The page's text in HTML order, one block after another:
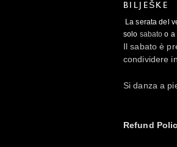
BILJEŠKE
La serata del
solo sabato o a
Il sabato è
condividere
Si danza a
Refund